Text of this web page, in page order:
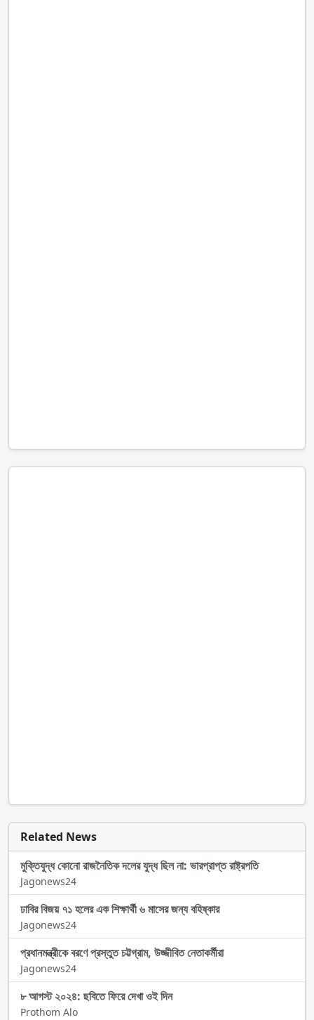
Related News
মুক্তিযুদ্ধ কোনো রাজনৈতিক দলের যুদ্ধ ছিল না: ভারপ্রাপ্ত রাষ্ট্রপতি
Jagonews24
ঢাবির বিজয় ৭১ হলের এক শিক্ষার্থী ৬ মাসের জন্য বহিষ্কার
Jagonews24
প্রধানমন্ত্রীকে বরণে প্রস্তুত চট্টগ্রাম, উজ্জীবিত নেতাকর্মীরা
Jagonews24
৮ আগস্ট ২০২৪: ছবিতে ফিরে দেখা ওই দিন
Prothom Alo